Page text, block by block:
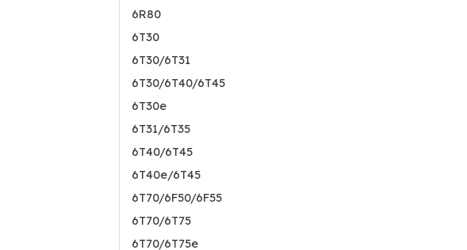
6R80
6T30
6T30/6T31
6T30/6T40/6T45
6T30e
6T31/6T35
6T40/6T45
6T40e/6T45
6T70/6F50/6F55
6T70/6T75
6T70/6T75e